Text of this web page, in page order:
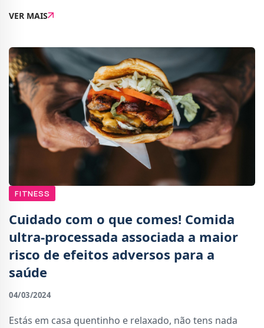
debate recorrente é a quantidade de pas
VER MAIS
FITNESS
Cuidado com o que comes! Comida
ultra-processada associada a maior
risco de efeitos adversos para a
saúde
04/03/2024
Estás em casa quentinho e relaxado, não tens nada